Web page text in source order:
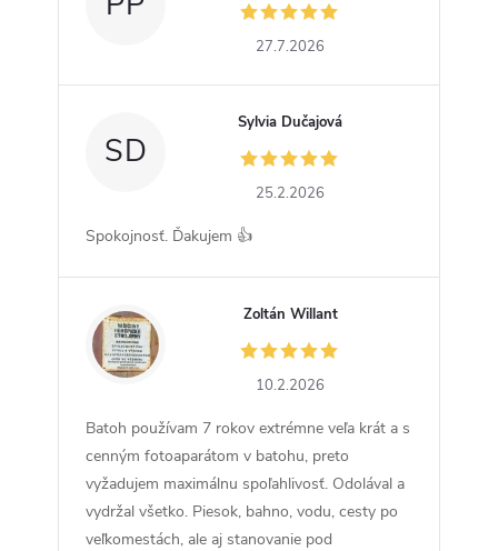
27.7.2026
SD
Sylvia Dučajová
25.2.2026
Spokojnosť. Ďakujem 👍
ZW
Zoltán Willant
10.2.2026
Batoh používam 7 rokov extrémne veľa krát a s
cenným fotoaparátom v batohu, preto
vyžadujem maximálnu spoľahlivosť. Odolával a
vydržal všetko. Piesok, bahno, vodu, cesty po
veľkomestách, ale aj stanovanie pod